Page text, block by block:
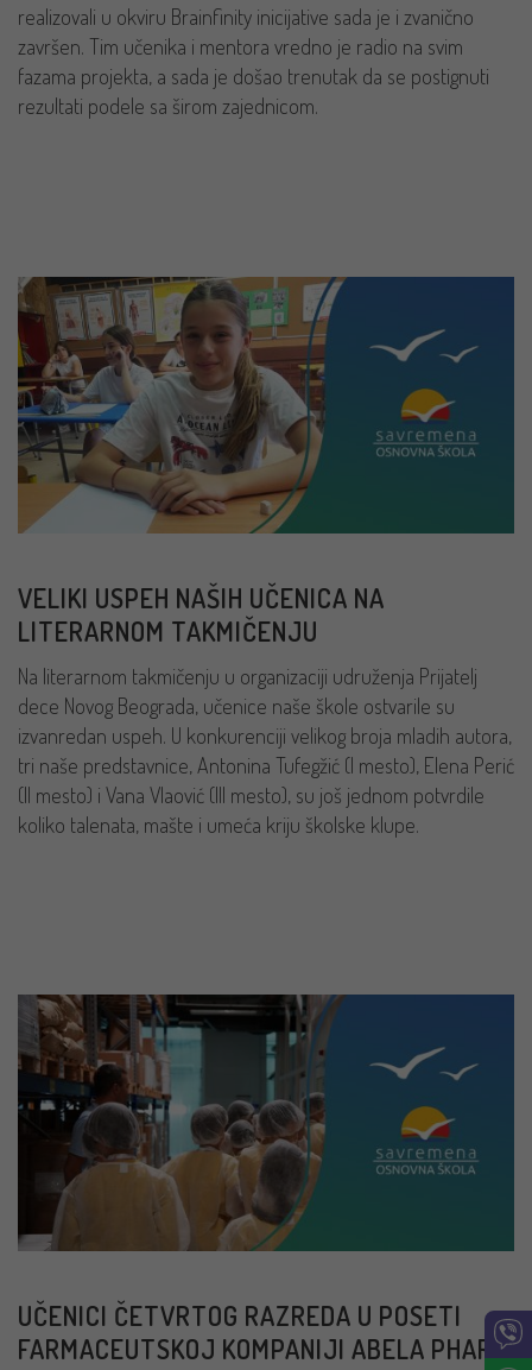
realizovali u okviru Brainfinity inicijative sada je i zvanično
završen. Tim učenika i mentora vredno je radio na svim
fazama projekta, a sada je došao trenutak da se postignuti
rezultati podele sa širom zajednicom.
VELIKI USPEH NAŠIH UČENICA NA
LITERARNOM TAKMIČENJU
Na literarnom takmičenju u organizaciji udruženja Prijatelj
dece Novog Beograda, učenice naše škole ostvarile su
izvanredan uspeh. U konkurenciji velikog broja mladih autora,
tri naše predstavnice, Antonina Tufegžić (I mesto), Elena Perić
(II mesto) i Vana Vlaović (III mesto), su još jednom potvrdile
koliko talenata, mašte i umeća kriju školske klupe.
UČENICI ČETVRTOG RAZREDA U POSETI
FARMACEUTSKOJ KOMPANIJI ABELA PHARM